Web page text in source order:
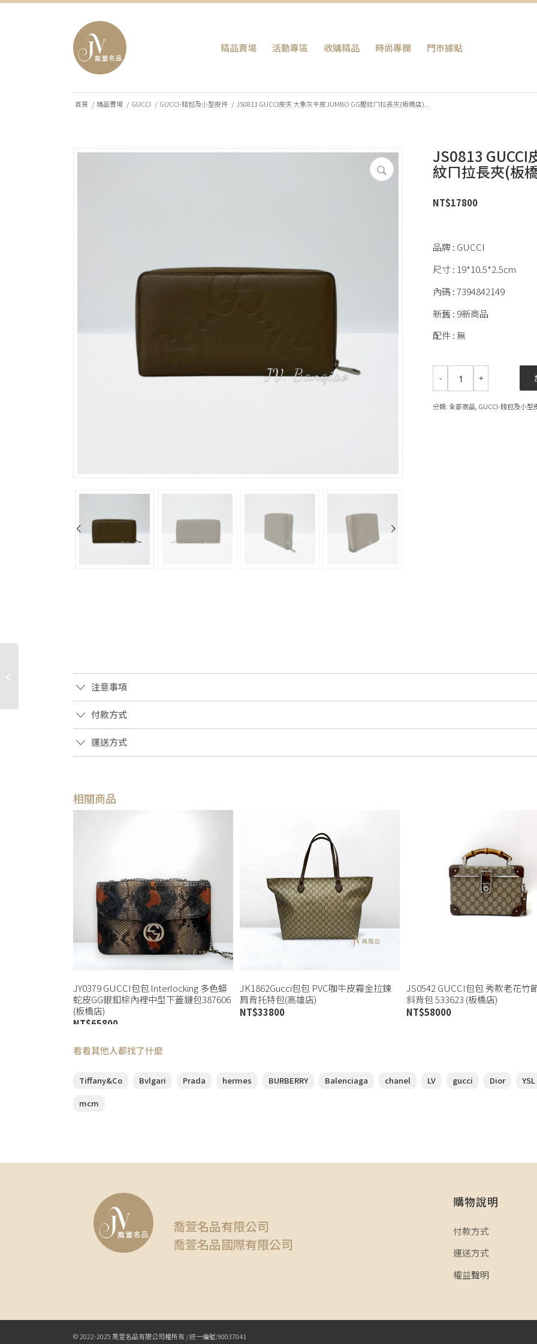
精品賣場 活動專區 收購精品 時尚專欄 門巿據點
首頁 / 精品賣場 / GUCCI / GUCCI-錢包及小型皮件 / JS0813 GUCCI皮夾 大象灰牛皮JUMBO GG壓紋ㄇ拉長夾(板橋店)...
JS0813 GUCCI
紋ㄇ拉長夾(板
NT$17800
品牌 : GUCCI
尺寸 : 19*10.5*2.5cm
內碼 : 7394842149
新舊 : 9新商品
配件 : 無
分類:全部商品 GUCCI-錢包及小型
注意事項
付款方式
運送方式
相關商品
JY0379 GUCCI包包 lnterlocking 多色蟒
蛇皮GG銀釦棕內裡中型下蓋鏈包387606
(板橋店)
NT$65800
JK1862Gucci包包 PVC咖牛皮霧金拉鍊
肩背托特包(高雄店)
NT$33800
JS0542 GUCCI包包 秀款老花竹
斜背包 533623 (板橋店)
NT$58000
看看其他人都找了什麼
Tiffany&Co Bvlgari Prada hermes BURBERRY Balenciaga chanel LV gucci Dior YSL
mcm
喬萱名品有限公司
喬萱名品國際有限公司
購物說明
付款方式
運送方式
權益聲明
© 2022-2025 喬萱名品有限公司權所有 / 統一編號:90037041
牛皮唐老鴨塗案霧金釦
12卡ㄇ拉長夾 (�...